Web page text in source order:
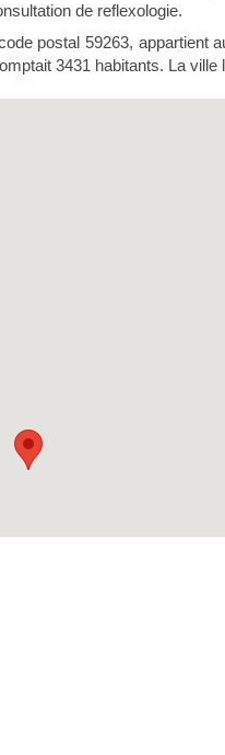
de reflexologie.
postal 59263, appartient
3431 habitants. La